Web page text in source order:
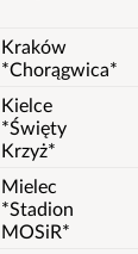
Kraków
*Chorągwica*
Kielce
*Święty
Krzyż*
Mielec
*Stadion
MOSiR*